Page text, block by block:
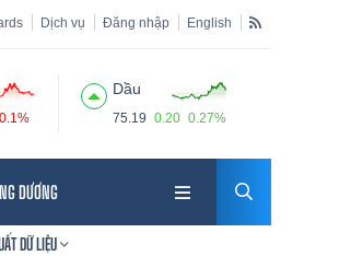
Dịch vụ Đăng nhập English
Dầu
75.19 0.20 0.27%
DƯƠNG
DỮ LIỆU